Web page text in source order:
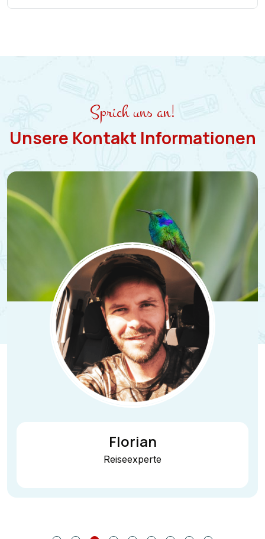
Sprich uns an!
Unsere Kontakt Informationen
Florian
Reiseexperte